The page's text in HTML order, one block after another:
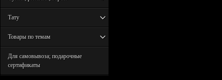
Тату
Товары по темам
Для самовывоза; подарочные
сертификаты